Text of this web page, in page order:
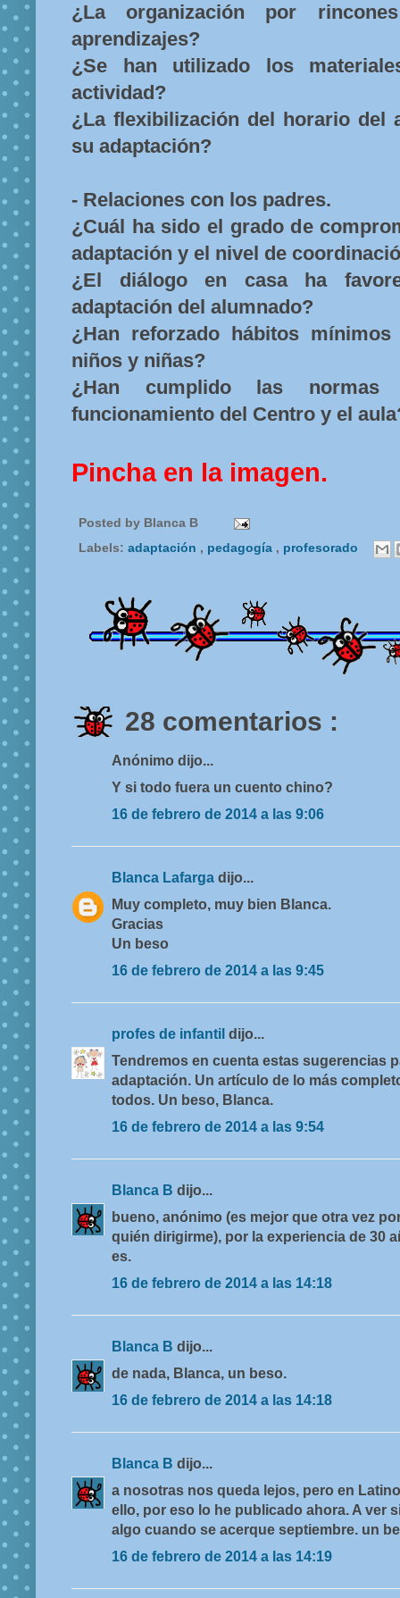
¿La organización por
aprendizajes?
¿Se han utilizado los
actividad?
¿La flexibilización del horario del
su adaptación?
- Relaciones con los padres.
¿Cuál ha sido el grado de
adaptación y el nivel de
¿El diálogo en casa ha
adaptación del alumnado?
¿Han reforzado hábitos
niños y niñas?
¿Han cumplido las normas
funcionamiento del Centro y el
Pincha en la imagen.
Posted by Blanca B
Labels: adaptación , pedagogía , profesorado
28 comentarios :
Anónimo dijo...
Y si todo fuera un cuento chino?
16 de febrero de 2014 a las 9:06
Blanca Lafarga dijo...
Muy completo, muy bien Blanca.
Gracias
Un beso
16 de febrero de 2014 a las 9:45
profes de infantil dijo...
Tendremos en cuenta estas sugerencias
adaptación. Un artículo de lo más
todos. Un beso, Blanca.
16 de febrero de 2014 a las 9:54
Blanca B dijo...
bueno, anónimo (es mejor que otra vez
quién dirigirme), por la experiencia de 30
es.
16 de febrero de 2014 a las 14:18
Blanca B dijo...
de nada, Blanca, un beso.
16 de febrero de 2014 a las 14:18
Blanca B dijo...
a nosotras nos queda lejos, pero en
ello, por eso lo he publicado ahora. A ver
algo cuando se acerque septiembre. un
16 de febrero de 2014 a las 14:19